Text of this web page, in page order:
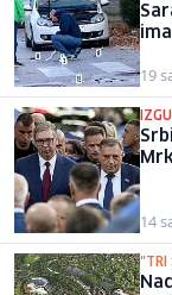
19
14
"TRI